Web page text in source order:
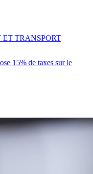
15% de taxes sur le
TRANSPORT